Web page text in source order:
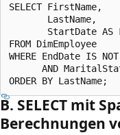
SELECT FirstName,
       LastName,
StartDate AS
FROM DimEmployee
WHERE EndDate IS NOT
AND
B. SELECT mit
Berechnungen